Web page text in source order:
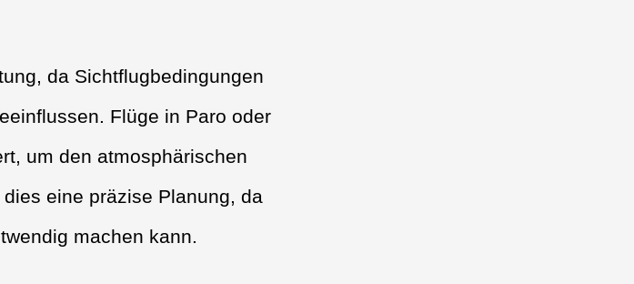
da Sichtflugbedingungen
Flüge in Paro oder
um den atmosphärischen
eine präzise Planung, da
machen kann.